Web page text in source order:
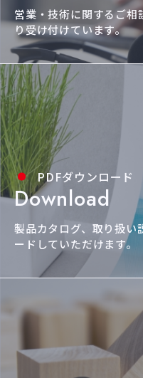
営業・技術に関するご相
り受け付けています。
PDFダウンロード
Download
製品カタログ、取り扱い
ードしていただけます。